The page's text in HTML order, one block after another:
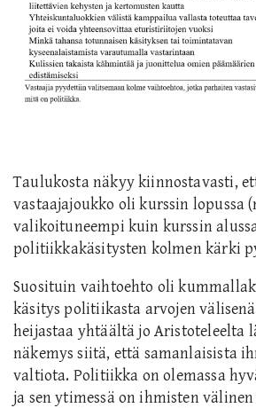
Taulukosta näkyy kiinnostavasti,
vastaajajoukko oli kurssin lopussa
valikoituneempi kuin kurssin
politiikkakäsitysten kolmen kärki
Suosituin vaihtoehto oli
käsitys politiikasta arvojen
heijastaa yhtäältä jo Aristoteleelta
näkemys siitä, että samanlaisista
valtiota. Politiikka on olemassa
ja sen ytimessä on ihmisten